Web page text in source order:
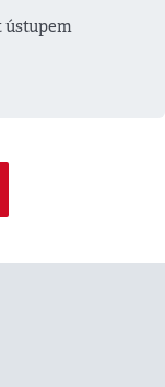
ústupem